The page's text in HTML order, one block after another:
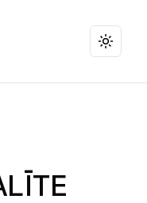
Toggle